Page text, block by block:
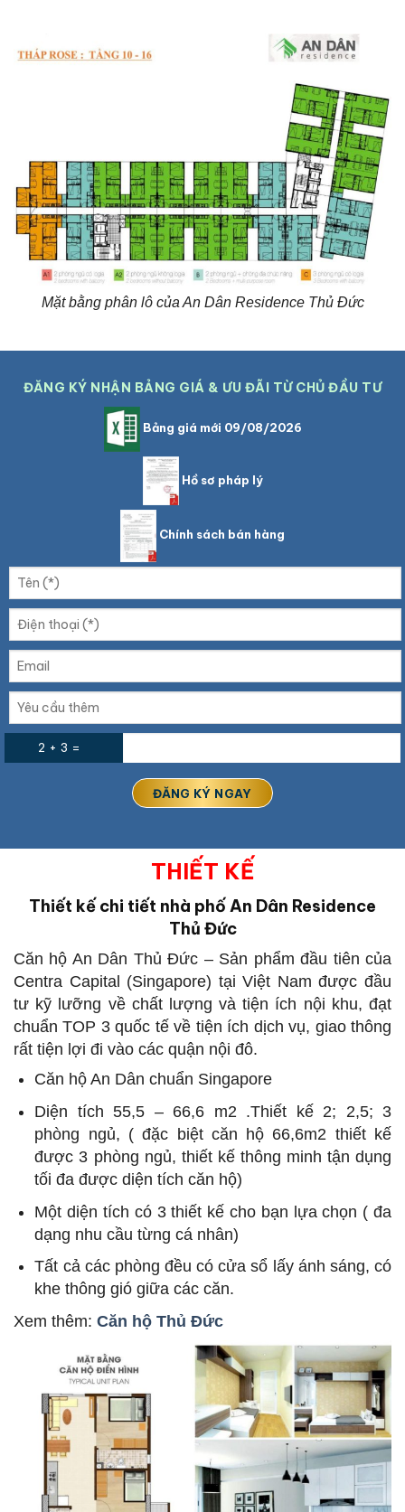
Mặt bằng phân lô của An Dân Residence Thủ Đức
ĐĂNG KÝ NHẬN BẢNG GIÁ & ƯU ĐÃI TỪ CHỦ ĐẦU TƯ
Bảng giá mới 09/08/2026
Hồ sơ pháp lý
Chính sách bán hàng
2 + 3 =
THIẾT KẾ
Thiết kế chi tiết nhà phốAn Dân Residence
Thủ Đức
Căn hộ An Dân Thủ Đức – Sản phẩm đầu tiên của
Centra Capital (Singapore) tại Việt Nam được đầu
tư kỹ lưỡng về chất lượng và tiện ích nội khu, đạt
chuẩn TOP 3 quốc tế về tiện ích dịch vụ, giao thông
rất tiện lợi đi vào các quận nội đô.
Căn hộ An Dân chuẩn Singapore
Diện tích 55,5 – 66,6 m2 .Thiết kế 2; 2,5; 3
phòng ngủ, ( đặc biệt căn hộ 66,6m2 thiết kế
được 3 phòng ngủ, thiết kế thông minh tận dụng
tối đa được diện tích căn hộ)
Một diện tích có 3 thiết kế cho bạn lựa chọn ( đa
dạng nhu cầu từng cá nhân)
Tất cả các phòng đều có cửa sổ lấy ánh sáng, có
khe thông gió giữa các căn.
Xem thêm: Căn hộ Thủ Đức